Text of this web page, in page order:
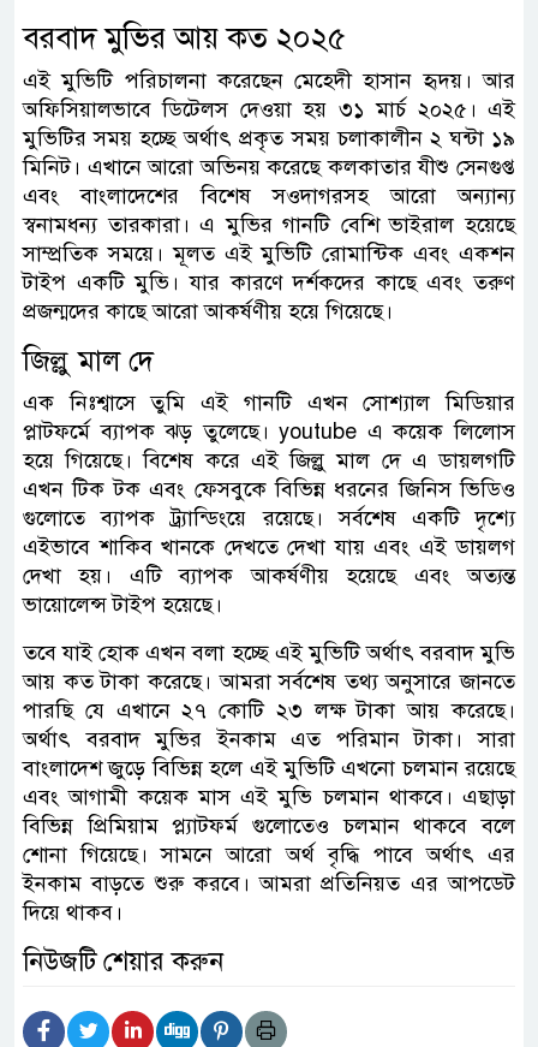
বরবাদ মুভির আয় কত ২০২৫
এই মুভিটি পরিচালনা করেছেন মেহেদী হাসান হৃদয়। আর
অফিসিয়ালভাবে ডিটেলস দেওয়া হয় ৩১ মার্চ ২০২৫। এই
মুভিটির সময় হচ্ছে অর্থাৎ প্রকৃত সময় চলাকালীন ২ ঘন্টা ১৯
মিনিট। এখানে আরো অভিনয় করেছে কলকাতার যীশু সেনগুপ্ত
এবং বাংলাদেশের বিশেষ সওদাগরসহ আরো অন্যান্য
স্বনামধন্য তারকারা। এ মুভির গানটি বেশি ভাইরাল হয়েছে
সাম্প্রতিক সময়ে। মূলত এই মুভিটি রোমান্টিক এবং একশন
টাইপ একটি মুভি। যার কারণে দর্শকদের কাছে এবং তরুণ
প্রজন্মদের কাছে আরো আকর্ষণীয় হয়ে গিয়েছে।
জিল্লু মাল দে
এক নিঃশ্বাসে তুমি এই গানটি এখন সোশ্যাল মিডিয়ার
প্লাটফর্মে ব্যাপক ঝড় তুলেছে। youtube এ কয়েক লিলোস
হয়ে গিয়েছে। বিশেষ করে এই জিল্লু মাল দে এ ডায়লগটি
এখন টিক টক এবং ফেসবুকে বিভিন্ন ধরনের জিনিস ভিডিও
গুলোতে ব্যাপক ট্র্যান্ডিংয়ে রয়েছে। সর্বশেষ একটি দৃশ্যে
এইভাবে শাকিব খানকে দেখতে দেখা যায় এবং এই ডায়লগ
দেখা হয়। এটি ব্যাপক আকর্ষণীয় হয়েছে এবং অত্যন্ত
ভায়োলেন্স টাইপ হয়েছে।
তবে যাই হোক এখন বলা হচ্ছে এই মুভিটি অর্থাৎ বরবাদ মুভি
আয় কত টাকা করেছে। আমরা সর্বশেষ তথ্য অনুসারে জানতে
পারছি যে এখানে ২৭ কোটি ২৩ লক্ষ টাকা আয় করেছে।
অর্থাৎ বরবাদ মুভির ইনকাম এত পরিমান টাকা। সারা
বাংলাদেশ জুড়ে বিভিন্ন হলে এই মুভিটি এখনো চলমান রয়েছে
এবং আগামী কয়েক মাস এই মুভি চলমান থাকবে। এছাড়া
বিভিন্ন প্রিমিয়াম প্ল্যাটফর্ম গুলোতেও চলমান থাকবে বলে
শোনা গিয়েছে। সামনে আরো অর্থ বৃদ্ধি পাবে অর্থাৎ এর
ইনকাম বাড়তে শুরু করবে। আমরা প্রতিনিয়ত এর আপডেট
দিয়ে থাকব।
নিউজটি শেয়ার করুন